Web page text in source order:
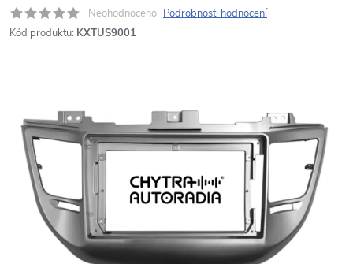
Neohodnoceno Podrobnosti hodnocení
Kód produktu: KXTUS9001